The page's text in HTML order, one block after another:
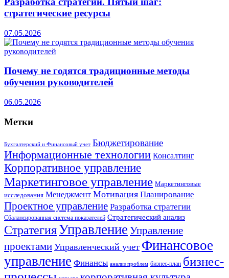
стратегические ресурсы
07.05.2026
Почему не годятся традиционные методы
обучения руководителей
06.05.2026
Метки
Бухгалтерский и Финансовый учет Бюджетирование
Информационные технологии Консалтинг
Корпоративное управление
Маркетинговое управление Маркетинговые
исследования Менеджмент Мотивация Планирование
Проектное управление Разработка стратегии
Сбалансированная система показателей Стратегический анализ
СтратегияУправление Управление
проектами Управленческий учет Финансовое
управление Финансы анализ проблем бизнес-план бизнес-